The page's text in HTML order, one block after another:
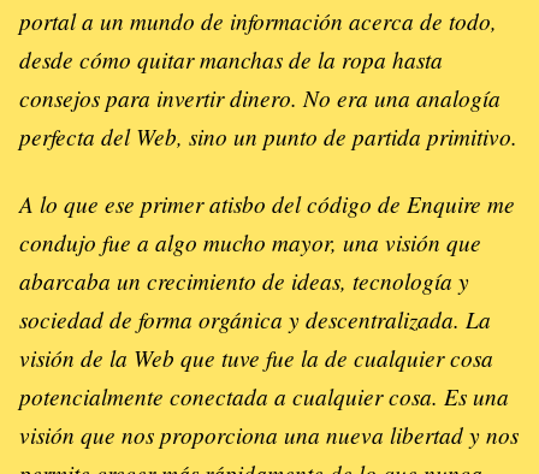
portal a un mundo de información acerca de todo,
desde cómo quitar manchas de la ropa hasta
consejos para invertir dinero. No era una analogía
perfecta del Web, sino un punto de partida primitivo.
A lo que ese primer atisbo del código de Enquire me
condujo fue a algo mucho mayor, una visión que
abarcaba un crecimiento de ideas, tecnología y
sociedad de forma orgánica y descentralizada. La
visión de la Web que tuve fue la de cualquier cosa
potencialmente conectada a cualquier cosa. Es una
visión que nos proporciona una nueva libertad y nos